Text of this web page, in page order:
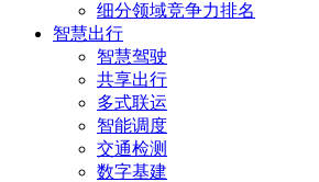
细分领域竞争力排名
智慧出行
智慧驾驶
共享出行
多式联运
智能调度
交通检测
数字基建